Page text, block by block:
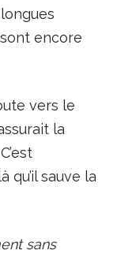
encore
vers le
la
qu’il sauve la
sans